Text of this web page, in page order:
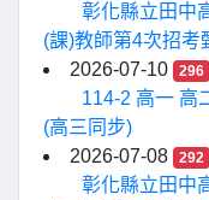
彰化縣立田中
(課)教師第4次招考
2026-07-10
296
114-2 高一 高
(高三同步)
2026-07-08
292
彰化縣立田中